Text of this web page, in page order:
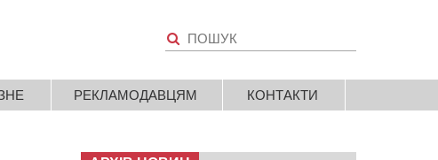
РЕКЛАМОДАВЦЯМ КОНТАКТИ